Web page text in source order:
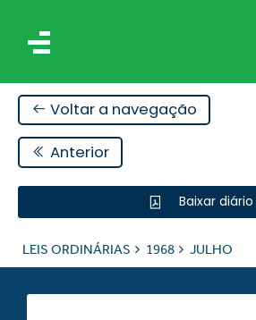
Voltar a navegação
Anterior
Baixar diário
LEIS ORDINÁRIAS 1968 JULHO